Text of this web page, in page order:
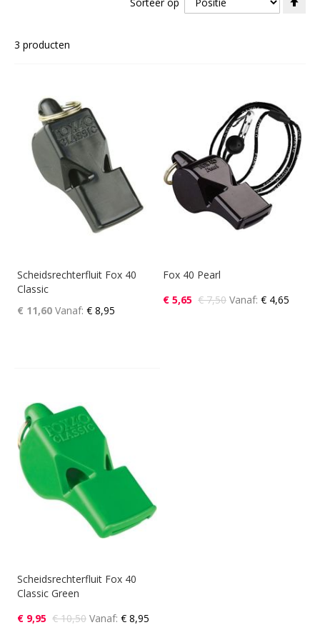
3 producten
Scheidsrechterfluit Fox 40
Classic
€ 11,60 Vanaf € 8,95
Fox 40 Pearl
€ 5,65 € 7,50 Vanaf € 4,65
Scheidsrechterfluit Fox 40
Classic Green
€ 9,95 € 10,50 Vanaf € 8,95